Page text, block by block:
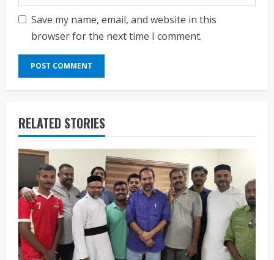
Save my name, email, and website in this
browser for the next time I comment.
RELATED STORIES